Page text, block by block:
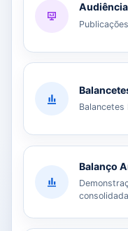
Balancetes
Balanço